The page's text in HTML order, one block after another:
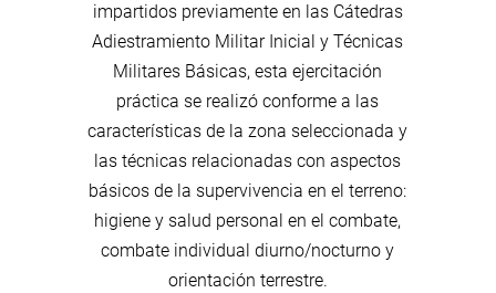
impartidos previamente en las Cátedras
Adiestramiento Militar Inicial y Técnicas
Militares Básicas, esta ejercitación
práctica se realizó conforme a las
características de la zona seleccionada y
las técnicas relacionadas con aspectos
básicos de la supervivencia en el terreno:
higiene y salud personal en el combate,
combate individual diurno/nocturno y
orientación terrestre.